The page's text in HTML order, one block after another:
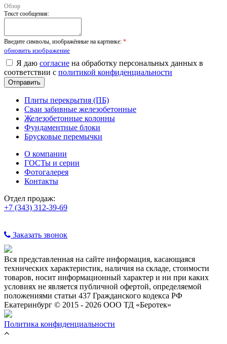
Обзор
Текст сообщения:
Введите символы, изображённые на картинке: *
обновить изображение
Я даю согласие на обработку персональных данных в
соответствии с политикой конфиденциальности
Плиты перекрытия (ПБ)
Сваи забивные железобетонные
Железобетонные колонны
Фундаментные блоки
Брусковые перемычки
О компании
ГОСТы и серии
Фотогалерея
Контакты
Отдел продаж:
+7 (343) 312-39-69
Заказать звонок
Вся представленная на сайте информация, касающаяся
технических характеристик, наличия на складе, стоимости
товаров, носит информационный характер и ни при каких
условиях не является публичной офертой, определяемой
положениями статьи 437 Гражданского кодекса РФ
Екатеринбург © 2015 - 2026 ООО ТД «Беротек»
Политика конфиденциальности